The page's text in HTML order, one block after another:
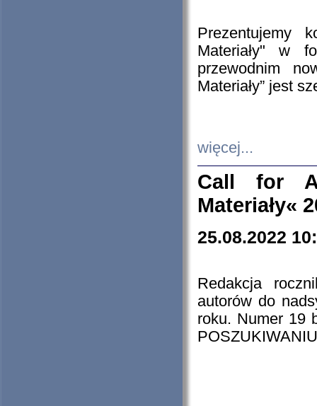
Prezentujemy
Materiały" w
przewodnim
Materiały” jest
więcej...
Call for
Materiały«
25.08.2022
Redakcja
autorów do
roku. Numer 19